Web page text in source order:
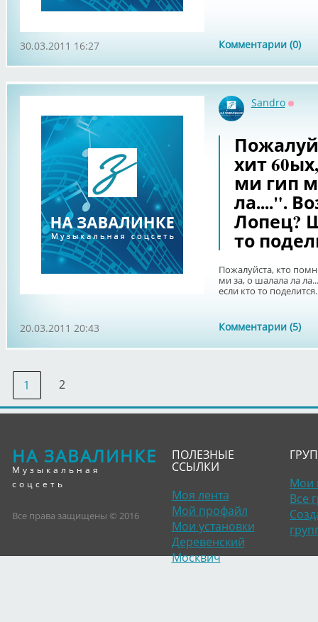
Комментарии (0)
30.03.2011 16:27
Sandro
хит
ми гип
ла....".
Лопец?
то
Пожалуйста, кто
ми за, о шалала ла
если кто то
Комментарии (5)
20.03.2011 20:43
1 2
НА ЗАВАЛИНКЕ
Музыкальная
соцсеть
Все права защищены © 2016
ПОЛЕЗНЫЕ
ССЫЛКИ
Моя лента
Мой профайл
Мои установки
Деревенский
Москвич
Мои
Все